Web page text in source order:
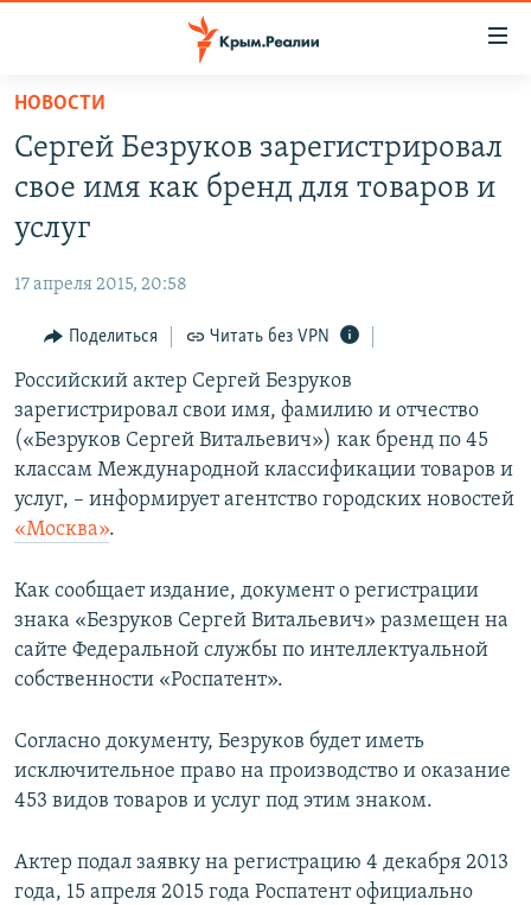
Вернуться
основному
содержанию
главной
навигации
Вернутся
поиску
СПЕЦПРОЕКТЫ
11 ЛЕТ ОККУПАЦИИ КРЫМА. 11 ИСТОРИЙ СОПРОТИВЛЕНИЯ
ЕЩЕ
ИНТЕРАКТИВ
ИНФОГРАФИКА
ТЕЛЕПРОЕКТ КРЫМ.РЕАЛИИ
СОВЕТЫ ПРАВОЗАЩИТНИКОВ
ПРОПАВШИЕ БЕЗ ВЕСТИ
КРЫМ.НЕПОКОРЕННЫЙ
ELIFBE
УКРАИНСКАЯ ПРОБЛЕМА КРЫМА
РАДІО СВОБОДА
КАК ОБОЙТИ БЛОКИРОВКУ
Українською
НОВОСТИ
Сергей Безруков зарегистрировал
свое имя как бренд для товаров и
услуг
17 апреля 2015, 20:58
Поделиться Читать без VPN
Российский актер Сергей Безруков
зарегистрировал свои имя, фамилию и отчество
(«Безруков Сергей Витальевич») как бренд по 45
классам Международной классификации товаров и
услуг, – информирует агентство городских новостей
«Москва».
Как сообщает издание, документ о регистрации
знака «Безруков Сергей Витальевич» размещен на
сайте Федеральной службы по интеллектуальной
собственности «Роспатент».
Согласно документу, Безруков будет иметь
исключительное право на производство и оказание
453 видов товаров и услуг под этим знаком.
Актер подал заявку на регистрацию 4 декабря 2013
года, 15 апреля 2015 года Роспатент официально